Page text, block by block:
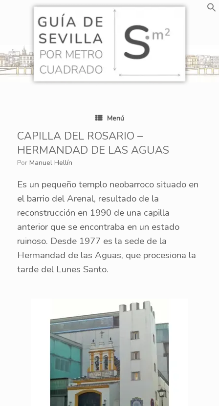
Menú
CAPILLA DEL ROSARIO –
HERMANDAD DE LAS AGUAS
por Manuel Hellín
Es un pequeño templo neobarroco situado en
el barrio del Arenal, resultado de la
reconstrucción en 1990 de una capilla
anterior que se encontraba en un estado
ruinoso. Desde 1977 es la sede de la
Hermandad de las Aguas, que procesiona la
tarde del Lunes Santo.